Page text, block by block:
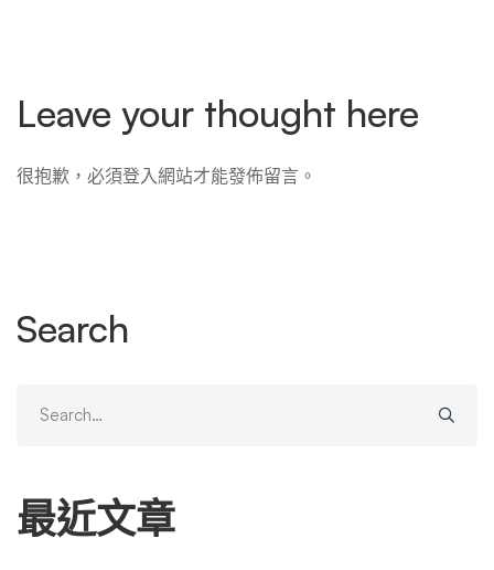
Leave your thought here
很抱歉，必須登入網站才能發佈留言。
Search
for:
最近文章